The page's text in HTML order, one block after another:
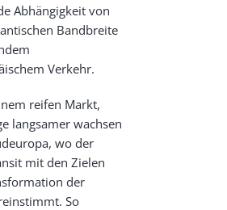
Abhängigkeit von
Bandbreite
Verkehr.
reifen Markt,
langsamer wachsen
wo der
mit den Zielen
der
So